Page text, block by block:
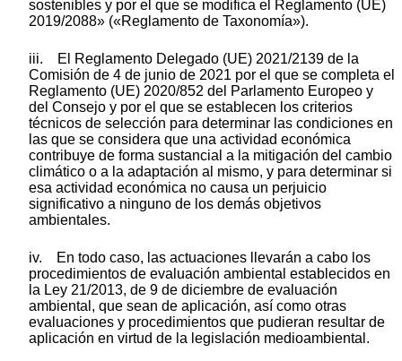
sostenibles y por el que se modifica el Reglamento (UE)
2019/2088» («Reglamento de Taxonomía»).
iii. El Reglamento Delegado (UE) 2021/2139 de la
Comisión de 4 de junio de 2021 por el que se completa el
Reglamento (UE) 2020/852 del Parlamento Europeo y
del Consejo y por el que se establecen los criterios
técnicos de selección para determinar las condiciones en
las que se considera que una actividad económica
contribuye de forma sustancial a la mitigación del cambio
climático o a la adaptación al mismo, y para determinar si
esa actividad económica no causa un perjuicio
significativo a ninguno de los demás objetivos
ambientales.
iv. En todo caso, las actuaciones llevarán a cabo los
procedimientos de evaluación ambiental establecidos en
la Ley 21/2013, de 9 de diciembre de evaluación
ambiental, que sean de aplicación, así como otras
evaluaciones y procedimientos que pudieran resultar de
aplicación en virtud de la legislación medioambiental.